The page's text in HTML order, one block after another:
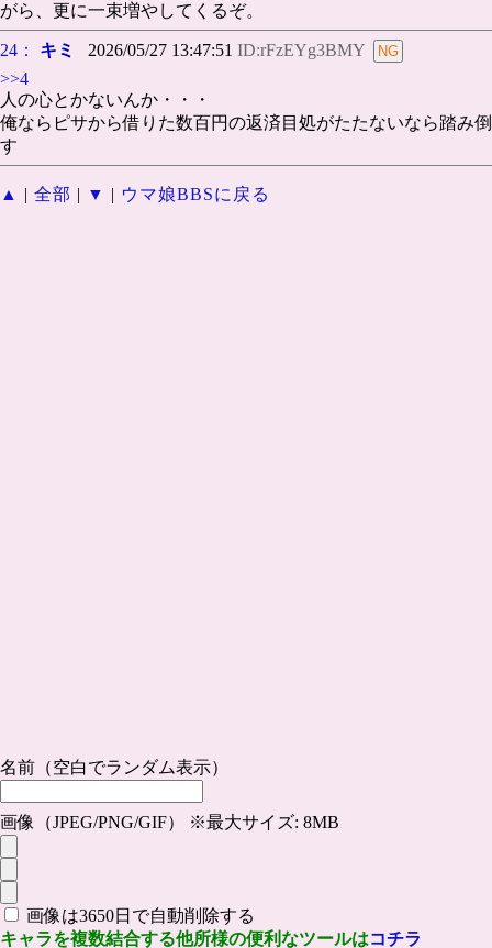
がら、更に一束増やしてくるぞ。
24： キミ 2026/05/27 13:47:51 ID:rFzEYg3BMY
>>4
人の心とかないんか・・・
俺ならピサから借りた数百円の返済目処がたたないなら踏み倒
す
▲ | 全部 | ▼ | ウマ娘BBSに戻る
名前（空白でランダム表示）
画像（JPEG/PNG/GIF） ※最大サイズ: 8MB
画像は3650日で自動削除する
キャラを複数結合する他所様の便利なツールはコチラ